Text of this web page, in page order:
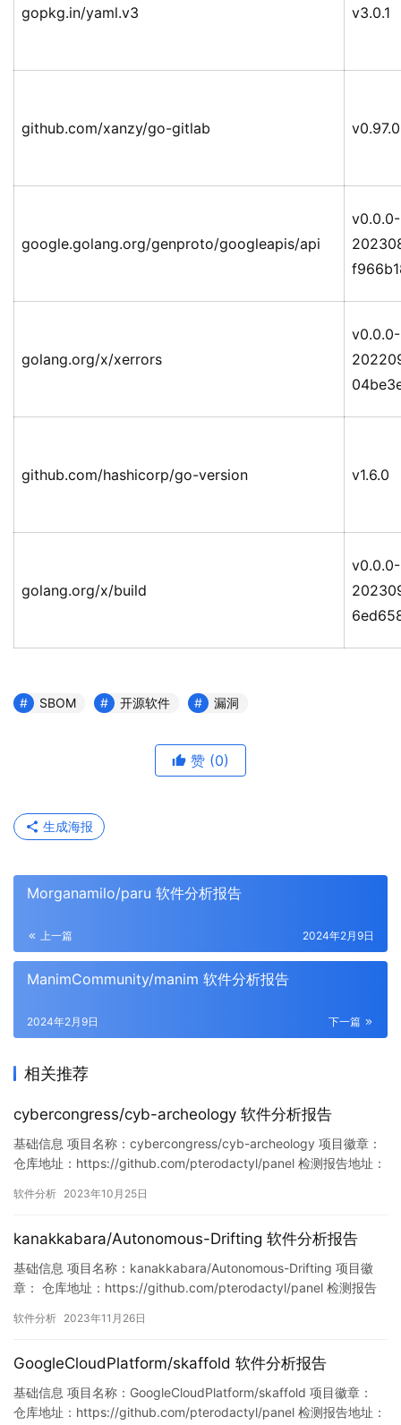
gopkg.in/yaml.v3 v3.0.1
github.com/xanzy/go-gitlab v0.97.0
google.golang.org/genproto/googleapis/api
v0.0.0-
golang.org/x/xerrors
v0.0.0-
github.com/hashicorp/go-version v1.6.0
golang.org/x/build
v0.0.0-
SBOM 开源软件 漏洞
赞 (0)
生成海报
Morganamilo/paru 软件分析报告
上一篇 2024年2月9日
ManimCommunity/manim 软件分析报告
下一篇
2024年2月9日
相关推荐
cybercongress/cyb-archeology 软件分析报告
基础信息 项目名称：cybercongress/cyb-archeology 项目徽章：
仓库地址：https://github.com/pterodactyl/panel 检测报告地址：
68864/1716993089137852416 此报告由M…
软件分析 2023年10月25日
kanakkabara/Autonomous-Drifting 软件分析报告
基础信息 项目名称：kanakkabara/Autonomous-Drifting 项目徽
章： 仓库地址：https://github.com/pterodactyl/panel 检测报告
https://www.murphysec.com/console/report/17213309004984
软件分析 2023年11月26日
GoogleCloudPlatform/skaffold 软件分析报告
基础信息 项目名称：GoogleCloudPlatform/skaffold 项目徽章：
仓库地址：https://github.com/pterodactyl/panel 检测报告地址：